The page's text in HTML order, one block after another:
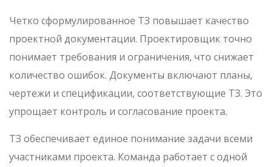
Четко сформулированное ТЗ повышает качество
проектной документации. Проектировщик точно
понимает требования и ограничения, что снижает
количество ошибок. Документы включают планы,
чертежи и спецификации, соответствующие ТЗ. Это
упрощает контроль и согласование проекта.
ТЗ обеспечивает единое понимание задачи всеми
участниками проекта. Команда работает с одной